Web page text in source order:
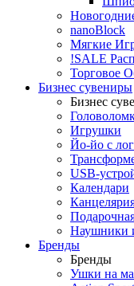
nanoBlock
Мягкие
!SALE
Торговое
Бизнес сувениры
Бизнес
Игрушки
Йо-йо с
USB-
Календари
Наушники
Бренды
Бренды
Ушки на